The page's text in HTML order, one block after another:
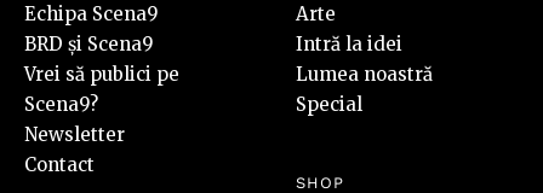
Echipa Scena9
BRD și Scena9
Vrei să publici pe
Scena9?
Newsletter
Contact
Arte
Intră la idei
Lumea noastră
Special
SHOP